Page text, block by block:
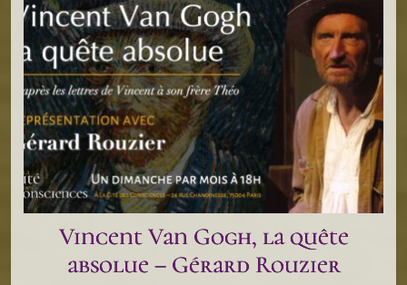
Vincent Van Gogh, la quête
absolue – Gérard Rouzier